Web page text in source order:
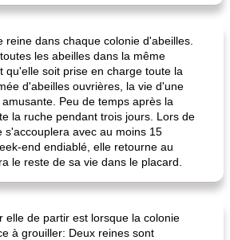
amandes au cheddar rôti
reine dans chaque colonie d'abeilles.
les abeilles dans la même
qu'elle soit prise en charge toute la
d'abeilles ouvrières, la vie d'une
Peu de temps après la
la ruche pendant trois jours. Lors de
s'accouplera avec au moins 15
end endiablé, elle retourne au
le reste de sa vie dans le placard.
elle de partir est lorsque la colonie
à grouiller: Deux reines sont